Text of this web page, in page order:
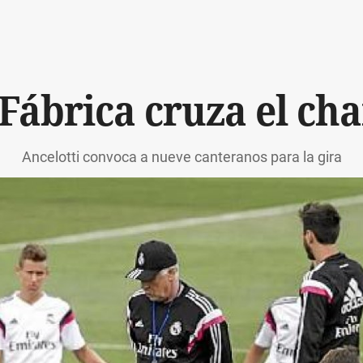
cruza el
Ancelotti convoca a nueve canteranos para la gira